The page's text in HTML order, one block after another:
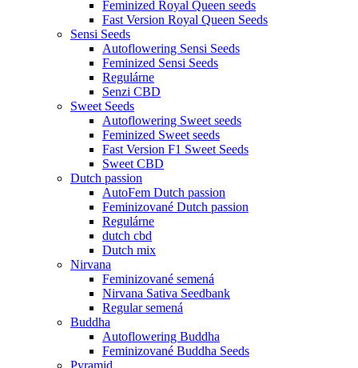
Feminized Royal Queen seeds
Fast Version Royal Queen Seeds
Sensi Seeds
Autoflowering Sensi Seeds
Feminized Sensi Seeds
Regulárne
Senzi CBD
Sweet Seeds
Autoflowering Sweet seeds
Feminized Sweet seeds
Fast Version F1 Sweet Seeds
Sweet CBD
Dutch passion
AutoFem Dutch passion
Feminizované Dutch passion
Regulárne
dutch cbd
Dutch mix
Nirvana
Feminizované semená
Nirvana Sativa Seedbank
Regular semená
Buddha
Autoflowering Buddha
Feminizované Buddha Seeds
Pyramid